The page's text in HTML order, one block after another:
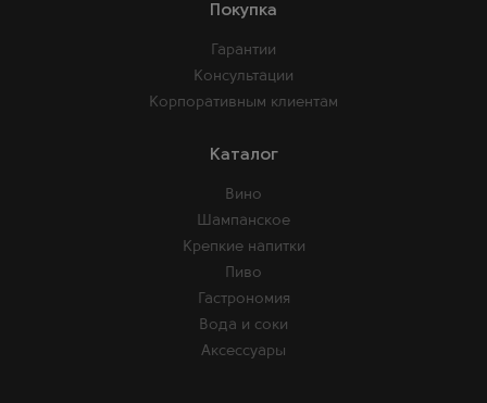
Покупка
Гарантии
Консультации
Корпоративным клиентам
Каталог
Вино
Шампанское
Крепкие напитки
Пиво
Гастрономия
Вода и соки
Аксессуары